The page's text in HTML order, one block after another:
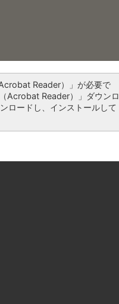
Reader）」が必要で
Acrobat Reader）」ダウンロ
ロードし、インストールして